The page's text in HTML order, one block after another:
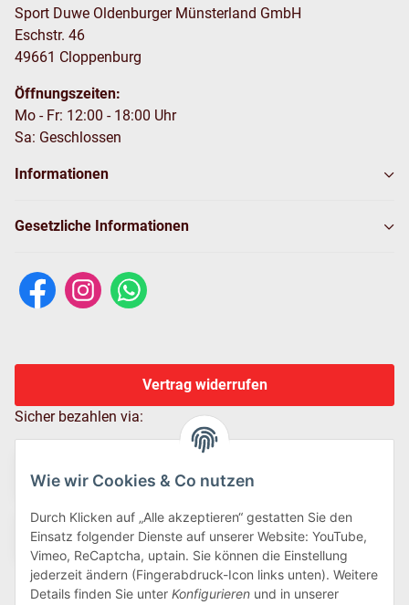
Wie wir Cookies & Co nutzen
Durch Klicken auf „Alle akzeptieren“ gestatten Sie den
Einsatz folgender Dienste auf unserer Website: YouTube,
Vimeo, ReCaptcha, uptain. Sie können die Einstellung
jederzeit ändern (Fingerabdruck-Icon links unten). Weitere
Details finden Sie unter Konfigurieren und in unserer
Sport Duwe Oldenburger Münsterland GmbH
Eschstr. 46
49661 Cloppenburg
Öffnungszeiten:
Mo - Fr: 12:00 - 18:00 Uhr
Sa: Geschlossen
Informationen
Gesetzliche Informationen
Vertrag widerrufen
Sicher bezahlen via: